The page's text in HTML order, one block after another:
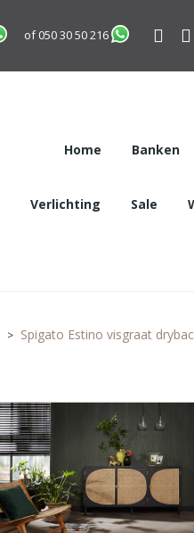
of050 30 50 216
Home Banken
Verlichting Sale
Spigato Estino visgraat